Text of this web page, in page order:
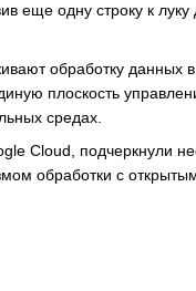
еще одну строку к
обработку
плоскость
средах.
Cloud, подчеркнули
обработки с